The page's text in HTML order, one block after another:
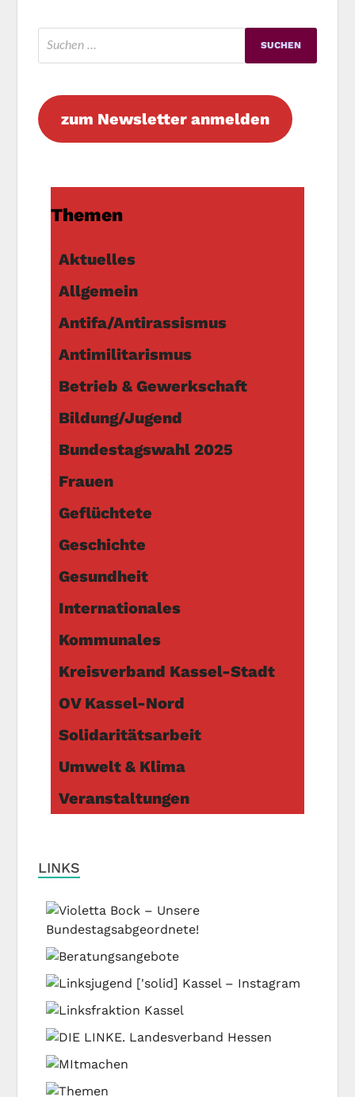
zum Newsletter anmelden
Themen
Aktuelles
Allgemein
Antifa/Antirassismus
Antimilitarismus
Betrieb & Gewerkschaft
Bildung/Jugend
Bundestagswahl 2025
Frauen
Geflüchtete
Geschichte
Gesundheit
Internationales
Kommunales
Kreisverband Kassel-Stadt
OV Kassel-Nord
Solidaritätsarbeit
Umwelt & Klima
Veranstaltungen
LINKS